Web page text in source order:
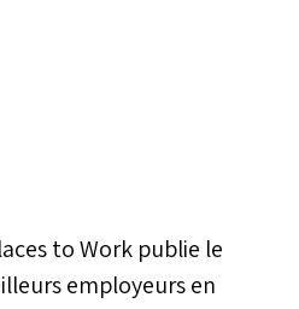
to Work publie le
employeurs en